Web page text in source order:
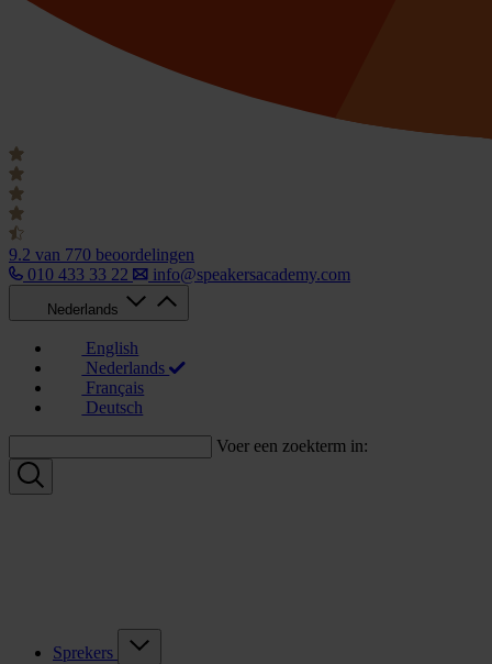
9.2 van 770 beoordelingen
010 433 33 22
info@speakersacademy.com
Nederlands
English
Nederlands
Français
Deutsch
Voer een zoekterm in:
Sprekers